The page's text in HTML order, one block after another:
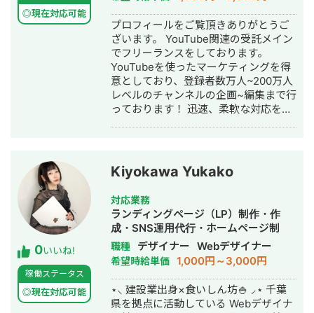
YouTubeチャンネルの立ち上げとブラ
ンディングを得意としており、デザイ
ナーも抱えておりますのでロゴやグラ
フィックの相談等、広くご相談いただ
くこと可能です。 実績(ポートフォリオ
等)詳細は別途お話しさせていただけれ
ばと思いますので、まずはご連絡をい
ただければと存じます。 どうぞよろし
くお願いいたします。
◎現在対応可能
制作・動画編集
プロフィールをご覧頂きありがとうご
ざいます。 YouTube関連の受託メイン
でフリーランスをしております。
YouTubeを使ったマーケティングを得
意としており、登録者数万人~200万人
レベルのチャンネルの企画~編集まで行
っております！ 迅速、柔軟な対応を心
2.6万人、THECOO株式会社の運営する
ゲーム実況者専門事務所Studio Coup
所属。2021年8月YouTube急上昇ゲー
ムクリエイター掲載。 現在は株式会社
Lycollectionを創業し、企業様の
YouTube支援,YouTuberへの企業案件
紹介,動画,画像制作,VTuberLive2dモデ
リング,企業協賛のもとインフルエンサ
ーを集めたゲーム大会主催をしており
ます！ サブカル,エンタメ領域の制作を
メインにエンタメ編集をビジネスに取
0いいね!
稼働ステータス
◎現在対応可能
Kiyokawa Yukako
対応業務
ランディングページ（LP）制作・作
成・SNS運用代行・ホームページ制
作・作成・バナー制作・デザイン・ロ
ゴデザイン・作成・イラスト制作・動
画制作・動画編集
職種 デザイナー Webデザイナー
希望時給単価 1,000円～3,000円
⋆⸜ 建設業出身×食いしん坊🍚 ⸝‍⋆ 千葉
県を拠点に活動している Webデザイナ